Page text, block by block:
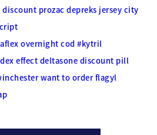
discount prozac depreks jersey city
overnight cod #kytril
effect deltasone discount pill
want to order flagyl